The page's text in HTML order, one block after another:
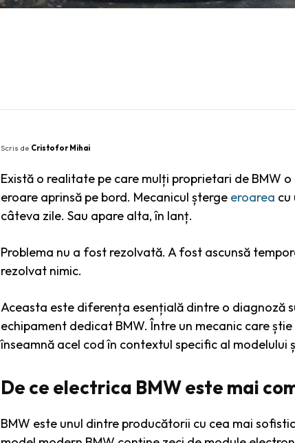
Scris de Cristofor Mihai
Există o realitate pe care mulți proprietari de BMW
eroare aprinsă pe bord. Mecanicul șterge eroarea cu
câteva zile. Sau apare alta, în lanț.
Problema nu a fost rezolvată. A fost ascunsă
rezolvat nimic.
Aceasta este diferența esențială dintre o diagnoză
echipament dedicat BMW. Între un mecanic care
înseamnă acel cod în contextul specific al modelului
De ce electrica BMW este mai
BMW este unul dintre producătorii cu cea mai